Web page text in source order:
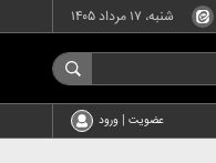
شنبه، ۱۷ مرداد ۱۴۰۵
عضویت | ورود